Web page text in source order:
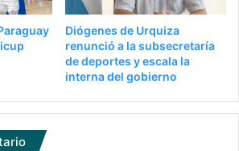
Diógenes de Urquiza
renunció a la subsecretaría
de deportes y escala la
interna del gobierno